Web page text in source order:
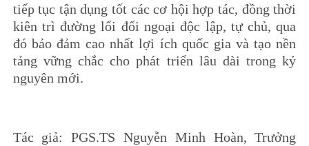
tiếp tục tận dụng tốt các cơ hội hợp tác, đồng thời
kiên trì đường lối đối ngoại độc lập, tự chủ, qua
đó bảo đảm cao nhất lợi ích quốc gia và tạo nền
tảng vững chắc cho phát triển lâu dài trong kỷ
nguyên mới.
Tác giả: PGS.TS Nguyễn Minh Hoàn, Trưởng